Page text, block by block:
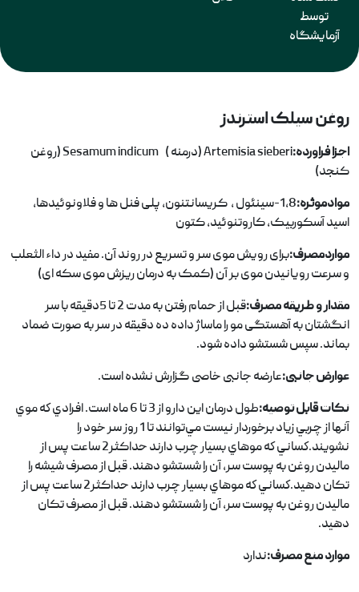
توسط
آزمایشگاه
روغن سیلک استرندز
اجزا فراورده:Artemisia sieberi(درمنه ) Sesamum indicum(روغن
کنجد)
موادموثره:1،8-سینئول ،
کریسانتنون، پلی فنل ها و فلاونوئیدها،
اسید آسکوربیک، کاروتنوئید، کتون
مواردمصرف:برای رویش موی سر و تسریع در روند آن. مفید در داء الثعلب
و سرعت رویانیدن موی بر آن (کمک به درمان ریزش موی سکه ای)
مقدار و طریقه مصرف:
قبل از حمام رفتن به مدت 2 تا 5دقیقه با سر
انگشتان به آهستگی مو را ماساژ داده ده دقیقه در سر به صورت ضماد
بماند. سپس شستشو داده شود.
عوارض جانبی:عارضه جانبی خاصی گزارش نشده است.
نکات قابل توصیه:
طول درمان اين دارو از 3 تا 6 ماه است. افرادي كه موي
آنها از چربي زياد برخوردار نيست مي‌توانند تا 1 روز سر خود را
نشويند.كساني كه موهاي بسيار چرب دارند حداکثر2 ساعت پس از
ماليدن روغن به پوست سر، آن را شستشو دهند. قبل از مصرف شیشه را
تکان دهید.كساني كه موهاي بسيار چرب دارند حداکثر2 ساعت پس از
ماليدن روغن به پوست سر، آن را شستشو دهند.قبل از مصرف تکان
دهید.
موارد منع مصرف:ندارد